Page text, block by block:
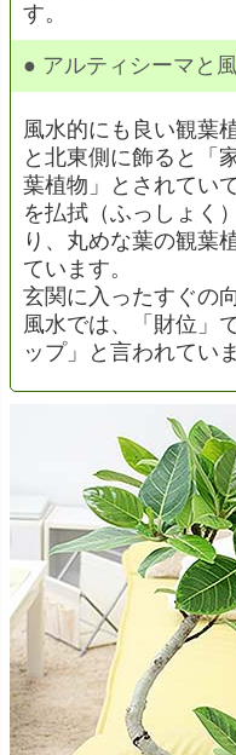
す。
● アルティシーマと
風水的にも良い観葉
と北東側に飾ると「
葉植物」とされてい
を払拭（ふっしょく
り、丸めな葉の観葉
ています。
玄関に入ったすぐの
風水では、「財位」
ップ」と言われてい